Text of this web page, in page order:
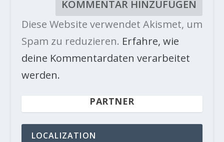
Diese Website verwendet Akismet, um
Spam zu reduzieren. Erfahre, wie
deine Kommentardaten verarbeitet
werden.
PARTNER
LOCALIZATION